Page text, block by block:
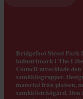
Bridgefoot Street Park
industrimark i The
Council utvecklade
samhällsgrupper.
material från platsen,
samhällsträdgård. Den